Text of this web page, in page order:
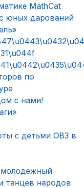
MathCat
юных дарований
по
с нами!
с детьми ОВЗ в
молодежный
танцев народов